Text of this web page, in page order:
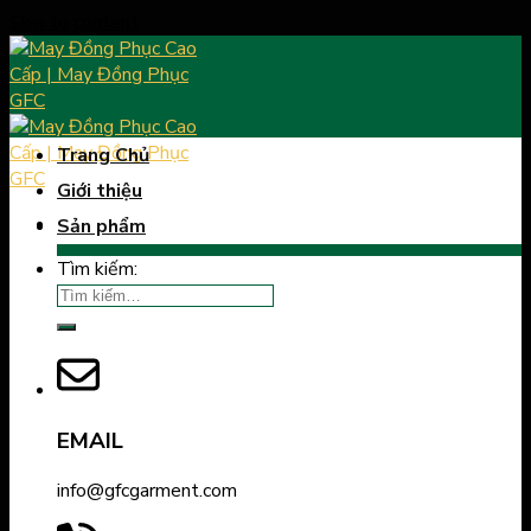
Tìm kiếm:
EMAIL
info@gfcgarment.com
Trang Chủ
Giới thiệu
Sản phẩm